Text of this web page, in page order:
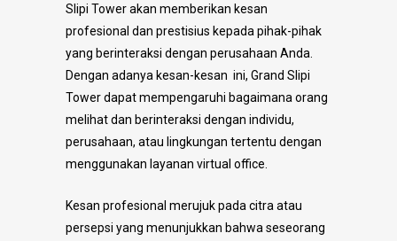
Slipi Tower akan memberikan kesan
profesional dan prestisius kepada pihak-pihak
yang berinteraksi dengan perusahaan Anda.
Dengan adanya kesan-kesan ini, Grand Slipi
Tower dapat mempengaruhi bagaimana orang
melihat dan berinteraksi dengan individu,
perusahaan, atau lingkungan tertentu dengan
menggunakan layanan virtual office.
Kesan profesional merujuk pada citra atau
persepsi yang menunjukkan bahwa seseorang